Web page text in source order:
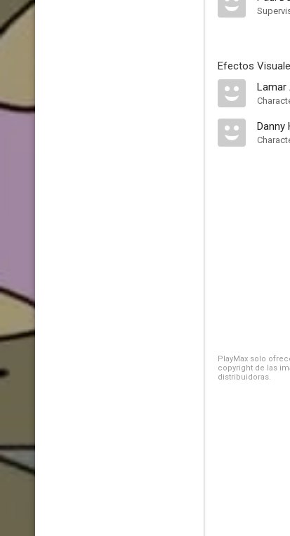
Efectos
Lamar
Danny
PlayMax solo
copyright de las
distribuidoras.